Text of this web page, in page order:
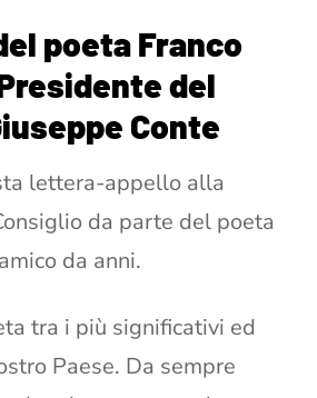
poeta Franco
del
Conte
lettera-appello alla
da parte del poeta
da anni.
tra i più significativi ed
Paese. Da sempre